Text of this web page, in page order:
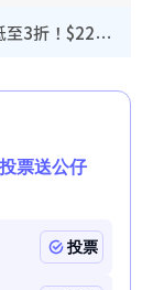
廚具開倉｜特福Tefal廚具/家電開倉低至3折！$220起買平底鍋/炒鑊/湯煲！電飯煲/吸塵機/燙斗$418起